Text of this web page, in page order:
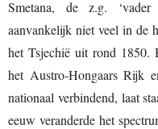
Smetana, de z.g.
aanvankelijk niet veel in de
het Tsjechië uit rond 1850.
het Austro-Hongaars Rijk
nationaal verbindend, laat
eeuw veranderde het